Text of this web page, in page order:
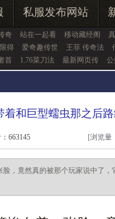
私服发布网站
奇 站在一起看 移动藏经阁
得 爱奇趣传世 王菲 传奇法
首 1.76菜刀法 最新网页传
着和巨型蠕虫那之后
663145 [浏览量
，竟然真的被那个玩家说中了